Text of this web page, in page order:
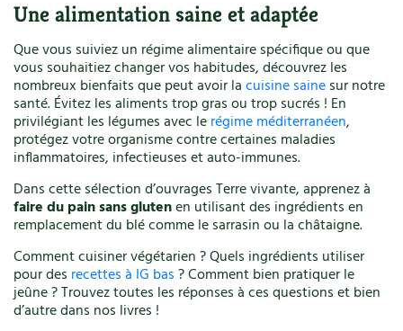
Une alimentation saine et adaptée
Que vous suiviez un régime alimentaire spécifique ou que
vous souhaitiez changer vos habitudes, découvrez les
nombreux bienfaits que peut avoir lacuisine sainesur notre
santé. Évitez les aliments trop gras ou trop sucrés ! En
privilégiant les légumes avec lerégime méditerranéen,
protégez votre organisme contre certaines maladies
inflammatoires, infectieuses et auto-immunes.
Dans cette sélection d’ouvrages Terre vivante, apprenez à
faire du pain sans glutenen utilisant des ingrédients en
remplacement du blé comme le sarrasin ou la châtaigne.
Comment cuisiner végétarien ? Quels ingrédients utiliser
pour des recettes à IG bas? Comment bien pratiquer le
jeûne ? Trouvez toutes les réponses à ces questions et bien
d’autre dans nos livres !